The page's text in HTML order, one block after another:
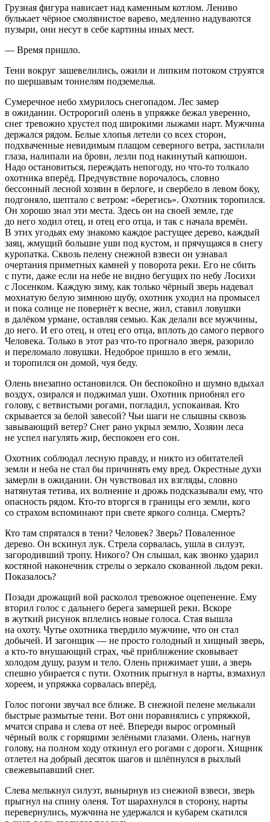
Грузная фигура нависает над каменным котлом. Лениво
булькает чёрное смолянистое варево, медленно надуваются
пузыри, они несут в себе картины иных мест.
— Время пришло.
Тени вокруг зашевелились, ожили и липким потоком струятся
по шершавым тоннелям подземелья.
Сумеречное небо хмурилось снегопадом. Лес замер
в ожидании. Остророгий олень в упряжке бежал уверенно,
снег тревожно хрустел под широкими лыжами нарт. Мужчина
держался рядом. Белые хлопья летели со всех сторон,
подхваченные невидимым плащом северного ветра, застилали
глаза, налипали на брови, лезли под накинутый капюшон.
Надо остановиться, переждать непогоду, но что-то толкало
охотника вперёд. Предчувствие ворочалось, словно
бессонный лесной хозяин в берлоге, и свербело в левом боку,
подгоняло, шептало с ветром: «берегись». Охотник торопился.
Он хорошо знал эти места. Здесь он на своей земле, где
до него ходил отец, и отец его отца, и так с начала времён.
В этих угодьях ему знакомо каждое растущее дерево, каждый
заяц, жмущий большие уши под кустом, и прячущаяся в снегу
куропатка. Сквозь пелену снежной взвеси он узнавал
очертания приметных камней у поворота реки. Его не сбить
с пути, даже если на небе не видно бегущих по небу Лосихи
с Лосенком. Каждую зиму, как только чёрный зверь надевал
мохнатую белую зимнюю шубу, охотник уходил на промысел
и пока солнце не повернёт к весне, жил, ставил ловушки
в далёком урмане, оставляя семью. Как делали все мужчины,
до него. И его отец, и отец его отца, вплоть до самого первого
Человека. Только в этот раз что-то прогнало зверя, разорило
и переломало ловушки. Недоброе пришло в его земли,
и торопился он домой, чуя беду.
Олень внезапно остановился. Он беспокойно и шумно вдыхал
воздух, озирался и поджимал уши. Охотник приобнял его
голову, с ветвистыми рогами, погладил, успокаивая. Кто
скрывается за белой завесой? Чьи шаги не слышны сквозь
завывающий ветер? Снег рано укрыл землю, Хозяин леса
не успел нагулять жир, беспокоен его сон.
Охотник соблюдал лесную правду, и никто из обитателей
земли и неба не стал бы причинять ему вред. Окрестные духи
замерли в ожидании. Он чувствовал их взгляды, словно
натянутая тетива, их волнение и дрожь подсказывали ему, что
опасность рядом. Кто-то вторгся в границы его земли, кого
со страхом вспоминают при свете яркого солнца. Смерть?
Кто там спрятался в тени? Человек? Зверь? Поваленное
дерево. Он вскинул лук. Стрела сорвалась, ушла в силуэт,
загородивший тропу. Никого? Он слышал, как звонко ударил
костяной наконечник стрелы о зеркало скованной льдом реки.
Показалось?
Позади дрожащий вой расколол тревожное оцепенение. Ему
вторил голос с дальнего берега замершей реки. Вскоре
в жуткий рисунок вплелись новые голоса. Стая вышла
на охоту. Чутье охотника твердило мужчине, что он стал
добычей. И загонщик — не просто голодный и хищный зверь,
а кто-то внушающий страх, чьё приближение сковывает
холодом душу, разум и тело. Олень прижимает уши, а зверь
спешно убирается с пути. Охотник прыгнул в нарты, взмахнул
хореем, и упряжка сорвалась вперёд.
Голос погони звучал все ближе. В снежной пелене мелькали
быстрые размытые тени. Вот они поравнялись с упряжкой,
мчатся справа и слева от неё. Впереди вырос огромный
чёрный волк с горящими зелёными глазами. Олень, нагнув
голову, на полном ходу откинул его рогами с дороги. Хищник
отлетел на добрый десяток шагов и шлёпнулся в рыхлый
свежевыпавший снег.
Слева мелькнул силуэт, вынырнув из снежной взвеси, зверь
прыгнул на спину оленя. Тот шарахнулся в сторону, нарты
перевернулись, мужчина не удержался и кубарем скатился